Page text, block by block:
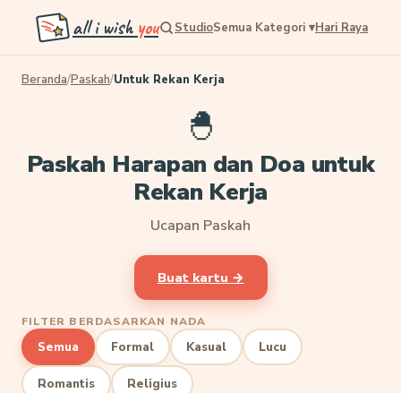
all i wish you StudioSemua Kategori ▾Hari Raya
Beranda/Paskah/Untuk Rekan Kerja
🐣
Paskah Harapan dan Doa untuk
Rekan Kerja
Ucapan Paskah
Buat kartu →
FILTER BERDASARKAN NADA
Semua Formal Kasual Lucu
Romantis Religius